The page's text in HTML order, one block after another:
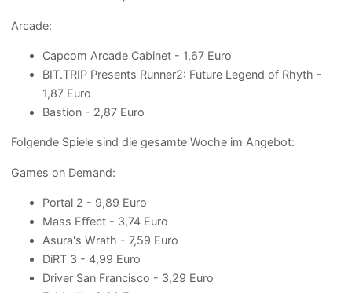
Arcade:
Capcom Arcade Cabinet - 1,67 Euro
BIT.TRIP Presents Runner2: Future Legend of Rhyth -
1,87 Euro
Bastion - 2,87 Euro
Folgende Spiele sind die gesamte Woche im Angebot:
Games on Demand:
Portal 2 - 9,89 Euro
Mass Effect - 3,74 Euro
Asura's Wrath - 7,59 Euro
DiRT 3 - 4,99 Euro
Driver San Francisco - 3,29 Euro